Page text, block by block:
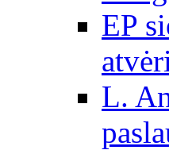
EP
L.